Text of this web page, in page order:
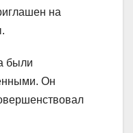
на
были
Он